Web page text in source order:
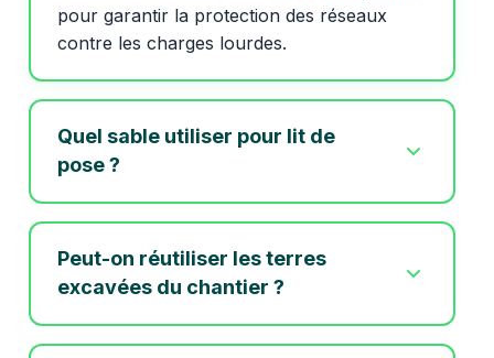
pour garantir la protection des réseaux
contre les charges lourdes.
Quel sable utiliser pour lit de
pose ?
Peut-on réutiliser les terres
excavées du chantier ?